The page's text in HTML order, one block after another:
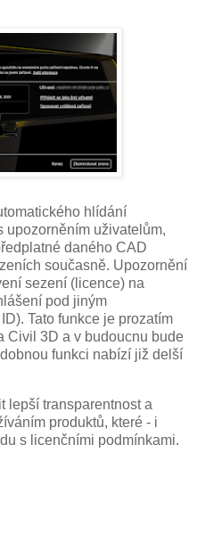
hlídání
upozorněním uživatelům,
daného CAD
současně. Upozornění
sezení (licence) na
pod jiným
Tato funkce je prozatím
Civil 3D a v budoucnu bude
funkci nabízí již delší
lepší transparentnost a
produktů, které - i
s licenčními podmínkami.